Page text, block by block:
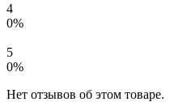
4
0%
5
0%
Нет отзывов об этом товаре.